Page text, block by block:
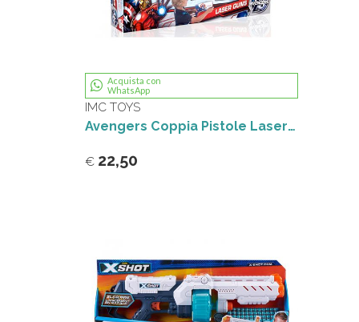
Acquista con
WhatsApp
IMC TOYS
Avengers Coppia Pistole Laser luci e suoni
€ 22,50